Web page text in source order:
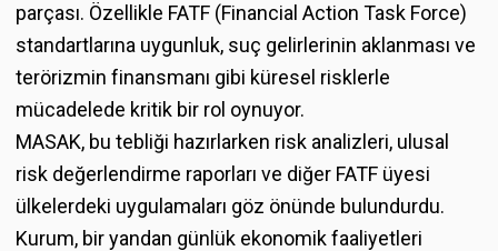
parçası. Özellikle FATF (Financial Action Task Force)
standartlarına uygunluk, suç gelirlerinin aklanması ve
terörizmin finansmanı gibi küresel risklerle
mücadelede kritik bir rol oynuyor.
MASAK, bu tebliği hazırlarken risk analizleri, ulusal
risk değerlendirme raporları ve diğer FATF üyesi
ülkelerdeki uygulamaları göz önünde bulundurdu.
Kurum, bir yandan günlük ekonomik faaliyetleri